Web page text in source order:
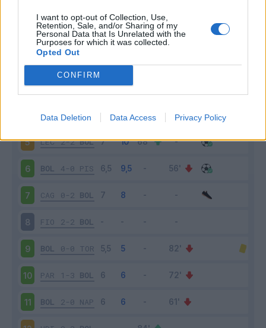
I want to opt-out of Collection, Use,
Retention, Sale, and/or Sharing of my
Personal Data that Is Unrelated with the
Purposes for which it was collected.
Opted Out
CONFIRM
Data Deletion Data Access Privacy Policy
Giornata VotoFV Entrato
ROM 1-0 BOL
3 MIL 1-0 BOL
BOL 2-1 GEN
5 LEC 2-2 BOL
6 BOL 4-0 PIS
7 CAG 0-2 BOL
8 FIO 2-2 BOL
9 BOL 0-0 TOR
10 PAR 1-3 BOL
11 BOL 2-0 NAP